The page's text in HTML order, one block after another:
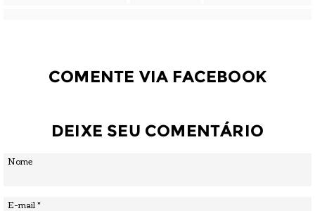
COMENTE VIA FACEBOOK
DEIXE SEU COMENTÁRIO